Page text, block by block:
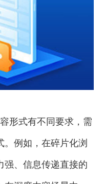
形式有不同要求，需
例如，在碎片化浏
强、信息传递直接的